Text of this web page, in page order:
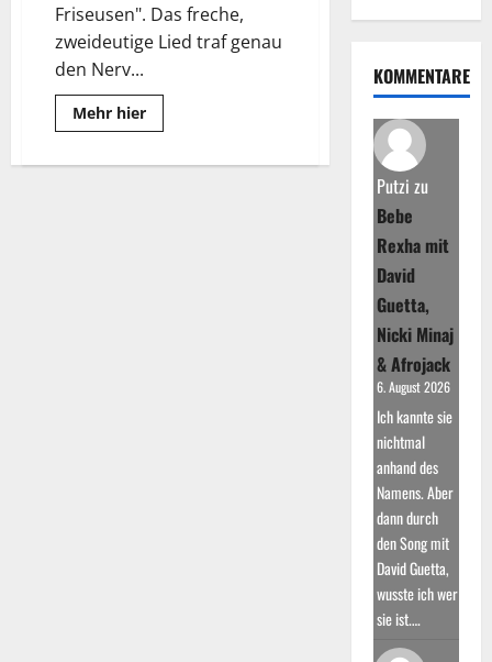
Friseusen". Das freche,
zweideutige Lied traf genau
den Nerv...
Mehr hierRead
more
Krause:
KOMMENTARE
Putzi zu
Bebe
Rexha mit
David
Guetta,
Nicki Minaj
& Afrojack
6. August 2026
Ich kannte sie
nichtmal
anhand des
Namens. Aber
dann durch
den Song mit
David Guetta,
wusste ich wer
sie ist.…